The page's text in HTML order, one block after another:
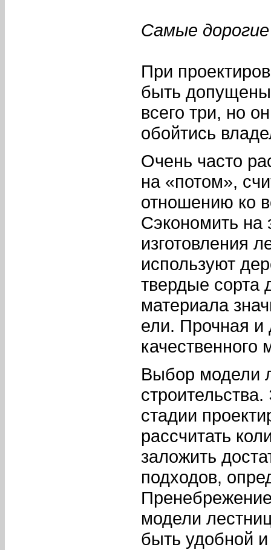
Самые
При
быть
всего три, но
обойтись
Очень часто
на «потом»,
отношению ко
Сэкономить на
изготовления
используют
твердые сорта
материала
ели. Прочная и
качественного
Выбор модели
стадии
рассчитать
заложить
подходов,
модели
быть удобной